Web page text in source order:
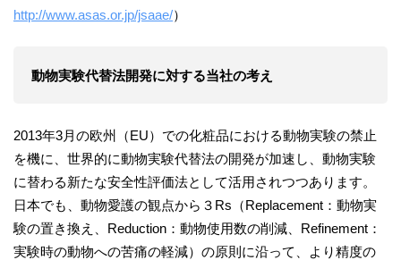
http://www.asas.or.jp/jsaae/）
動物実験代替法開発に対する当社の考え
2013年3月の欧州（EU）での化粧品における動物実験の禁止
を機に、世界的に動物実験代替法の開発が加速し、動物実験
に替わる新たな安全性評価法として活用されつつあります。
日本でも、動物愛護の観点から３Rs（Replacement：動物実
験の置き換え、Reduction：動物使用数の削減、Refinement：
実験時の動物への苦痛の軽減）の原則に沿って、より精度の